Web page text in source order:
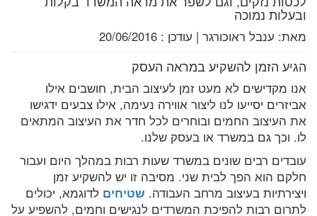
ובעלות נמוכה
מאת: ענבל ראוכורגר | עודכן : 20/06/2016
הגיע הזמן להשקיע במראה העסק
אנו מקדישים לא מעט זמן לעיצוב הבית, חושבים אילו
אביזרים יסייעו לנו ליצור אווירה נעימה, אילו צבעים ידגישו
את העיצוב החמים ובוחרים לכל חדר את העיצוב המתאים
לו. וכך גם במשרד או בעסק שלנו.
עובדים רבים שונים במשרד שעות רבות במהלך היום ועבור
חלקם הוא הפך לבית שני. מסיבה זו יש להשקיע זמן
ויצירתיות בעיצוב מרחב העבודה. שטיחים לדוגמא, יכולים
לתרום רבות להפיכת המשרדים לנגישים וחמים, להשפיע על